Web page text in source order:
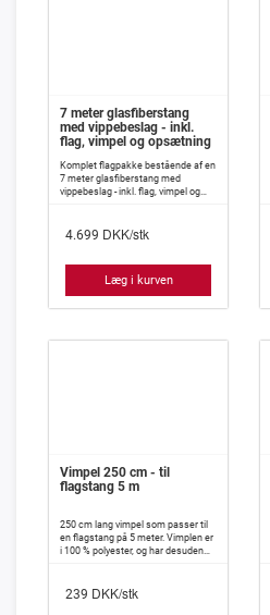
7 meter glasfiberstang
med vippebeslag - inkl.
flag, vimpel og opsætning
Komplet flagpakke bestående af en
7 meter glasfiberstang med
vippebeslag - inkl. flag, vimpel og
4.699 DKK/stk
Læg i kurven
Vimpel 250 cm - til
flagstang 5 m
250 cm lang vimpel som passer til
en flagstang på 5 meter. Vimplen er
i 100 % polyester, og har desuden
239 DKK/stk